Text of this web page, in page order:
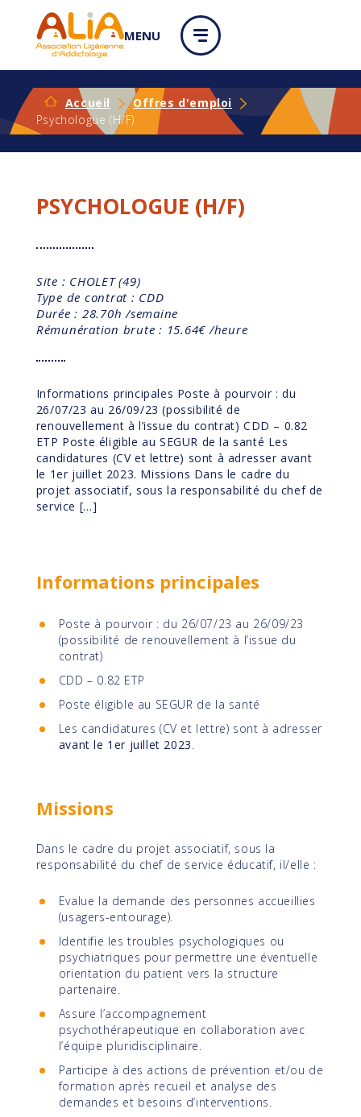
MENU
Accueil
Offres d'emploi
Psychologue (H/F)
PSYCHOLOGUE (H/F)
Site : CHOLET (49)
Type de contrat : CDD
Durée : 28.70h /semaine
Rémunération brute : 15.64€ /heure
Informations principales Poste à pourvoir : du
26/07/23 au 26/09/23 (possibilité de
renouvellement à l’issue du contrat) CDD – 0.82
ETP Poste éligible au SEGUR de la santé Les
candidatures (CV et lettre) sont à adresser avant
le 1er juillet 2023. Missions Dans le cadre du
projet associatif, sous la responsabilité du chef de
service […]
Informations principales
Poste à pourvoir : du 26/07/23 au 26/09/23
(possibilité de renouvellement à l’issue du
contrat)
CDD – 0.82 ETP
Poste éligible au SEGUR de la santé
Les candidatures (CV et lettre) sont à adresser
avant le 1er juillet 2023.
Missions
Dans le cadre du projet associatif, sous la
responsabilité du chef de service éducatif, il/elle :
Evalue la demande des personnes accueillies
(usagers-entourage).
Identifie les troubles psychologiques ou
psychiatriques pour permettre une éventuelle
orientation du patient vers la structure
partenaire.
Assure l’accompagnement
psychothérapeutique en collaboration avec
l’équipe pluridisciplinaire.
Participe à des actions de prévention et/ou de
formation après recueil et analyse des
demandes et besoins d’interventions.